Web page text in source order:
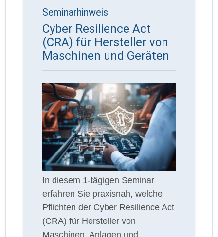
Seminarhinweis
Cyber Resilience Act
(CRA) für Hersteller von
Maschinen und Geräten
In diesem 1-tägigen Seminar
erfahren Sie praxisnah, welche
Pflichten der Cyber Resilience Act
(CRA) für Hersteller von
Maschinen, Anlagen und